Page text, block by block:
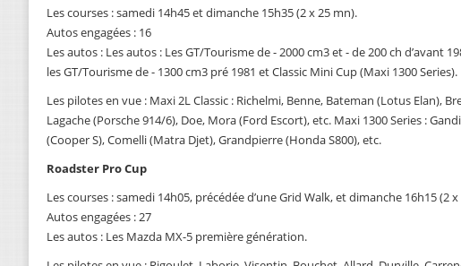
Les courses : samedi 14h45 et dimanche 15h35 (2 x 25 mn).
Autos engagées : 16
Les autos : Les autos : Les GT/Tourisme de - 2000 cm3 et - de 200 ch d’avant
les GT/Tourisme de - 1300 cm3 pré 1981 et Classic Mini Cup (Maxi 1300 Series).
Les pilotes en vue : Maxi 2L Classic : Richelmi, Benne, Bateman (Lotus Elan),
Lagache (Porsche 914/6), Doe, Mora (Ford Escort), etc. Maxi 1300 Series :
(Cooper S), Comelli (Matra Djet), Grandpierre (Honda S800), etc.
Roadster Pro Cup
Les courses : samedi 14h05, précédée d’une Grid Walk, et dimanche 16h15 (2
Autos engagées : 27
Les autos : Les Mazda MX-5 première génération.